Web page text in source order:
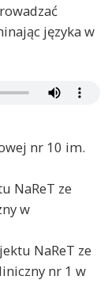
języka w
nr 10 im.
NaReT ze
w
NaReT ze
nr 1 w